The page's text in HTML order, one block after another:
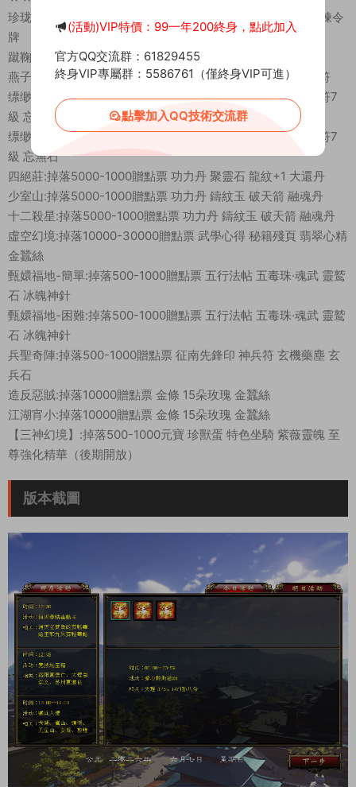
珍珑棋局:掉落5000贈點票 金條 金蠶絲 7級棉布 7級秘銀 試煉令
牌
蹴鞠足球:掉落5000贈點票 金條 金蠶絲 7級棉布 7級秘銀
燕子塢:掉落500-1000贈點票 8級棉布 8級秘銀 小喇叭 神兵符
缥缈峰-簡單:掉落500-1000贈點票 寒冰星屑 玄昊玉 新莽神符7
級 忘無石
缥缈峰-困難:掉落500-1000贈點票 寒冰星屑 玄昊玉 新莽神符7
級 忘無石
四絕莊:掉落5000-1000贈點票 功力丹 聚靈石 龍紋+1 大還丹
少室山:掉落5000-1000贈點票 功力丹 鑄紋玉 破天箭 融魂丹
十二殺星:掉落5000-1000贈點票 功力丹 鑄紋玉 破天箭 融魂丹
虛空幻境:掉落10000-30000贈點票 武學心得 秘籍殘頁 翡翠心精
金蠶絲
甄嬛福地-簡單:掉落500-1000贈點票 五行法帖 五毒珠·魂武 靈鹫
石 冰魄神針
甄嬛福地-困難:掉落500-1000贈點票 五行法帖 五毒珠·魂武 靈鹫
石 冰魄神針
兵聖奇陣:掉落500-1000贈點票 征南先鋒印 神兵符 玄機藥塵 玄
兵石
造反惡賊:掉落10000贈點票 金條 15朵玫瑰 金蠶絲
江湖宵小:掉落10000贈點票 金條 15朵玫瑰 金蠶絲
【三神幻境】:掉落500-1000元寶 珍獸蛋 特色坐騎 紫薇靈魄 至
尊強化精華（後期開放）
版本截圖
(活動)VIP特價：99一年200終身，點此加入
官方QQ交流群：61829455
終身VIP專屬群：5586761（僅終身VIP可進）
點擊加入QQ技術交流群